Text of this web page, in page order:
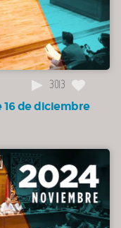
3013
de diciembre